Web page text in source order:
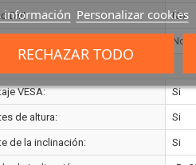
DVI: No
No
VESA: Si
de altura: Si
de la inclinación: Si
información Personalizar cookies
RECHAZAR TODO